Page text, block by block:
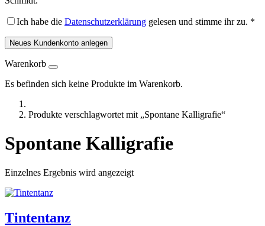
Ich habe die Datenschutzerklärung gelesen und stimme ihr zu. *
Neues Kundenkonto anlegen
Warenkorb
Es befinden sich keine Produkte im Warenkorb.
Produkte verschlagwortet mit „Spontane Kalligrafie“
Spontane Kalligrafie
Einzelnes Ergebnis wird angezeigt
Tintentanz